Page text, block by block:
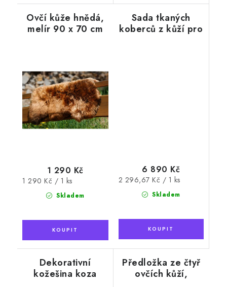
Ovčí kůže hnědá,
melír 90 x 70 cm
Skladem
1 290 Kč
Měrná
1 290 Kč / 1 ks
Sada tkaných
koberců z kůží pro
Skladem
6 890 Kč
Měrná
2 296,67 Kč / 1 ks
Dekorativní
kožešina koza
Předložka ze čtyř
ovčích kůží,